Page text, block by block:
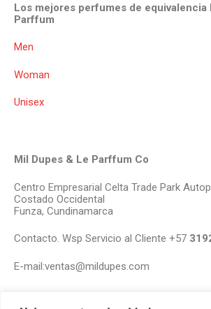
Los mejores perfumes de equivalencia
Parffum
Men
Woman
Unisex
Mil Dupes & Le Parffum Co
Centro Empresarial Celta Trade Park
Costado Occidental
Funza, Cundinamarca
Contacto. Wsp Servicio al Cliente +57
E-mail:ventas@mildupes.com